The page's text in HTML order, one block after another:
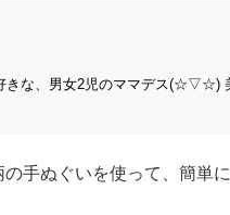
きな、男女2児のママデス(☆▽☆)
手ぬぐいを使って、簡単